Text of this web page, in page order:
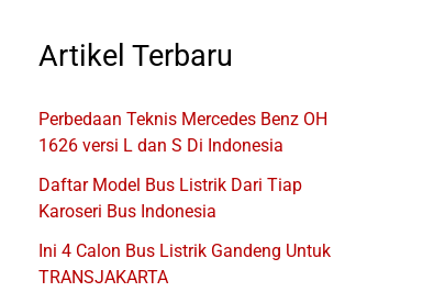
Artikel Terbaru
Perbedaan Teknis Mercedes Benz OH
1626 versi L dan S Di Indonesia
Daftar Model Bus Listrik Dari Tiap
Karoseri Bus Indonesia
Ini 4 Calon Bus Listrik Gandeng Untuk
TRANSJAKARTA